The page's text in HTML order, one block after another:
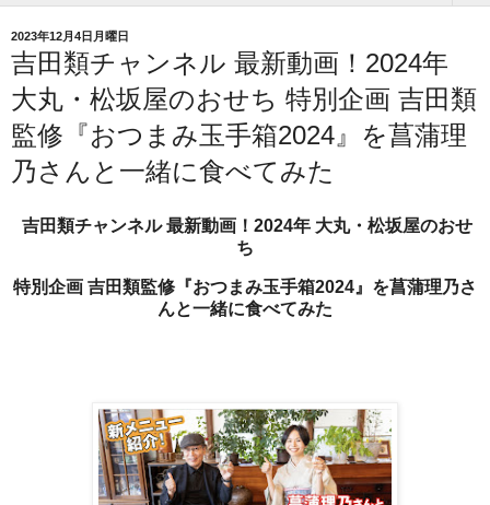
2023年12月4日月曜日
吉田類チャンネル 最新動画！2024年
大丸・松坂屋のおせち 特別企画 吉田類
監修『おつまみ玉手箱2024』を菖蒲理
乃さんと一緒に食べてみた
吉田類チャンネル 最新動画！2024年 大丸・松坂屋のおせ
ち
特別企画 吉田類監修『おつまみ玉手箱2024』を菖蒲理乃さ
んと一緒に食べてみた